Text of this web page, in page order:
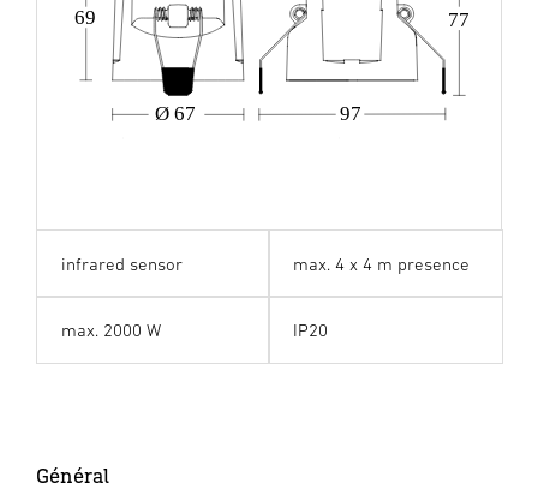
Ø 67 97
69 77
infrared sensor max. 4 x 4 m presence
max. 2000 W IP20
Général